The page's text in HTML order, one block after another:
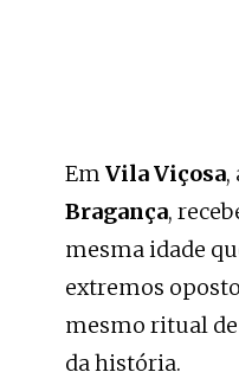
Em Vila Viçosa,
Bragança,
mesma idade
extremos
mesmo ritual
da história.